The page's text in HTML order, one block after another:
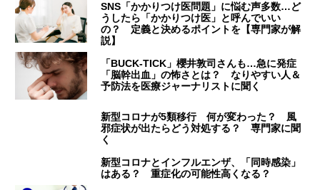
SNS「かかりつけ医問題」に悩む声多数…ど
うしたら「かかりつけ医」と呼んでいい
の？ 定義と決めるポイントを【専門家が解
説】
「BUCK‐TICK」櫻井敦司さんも…急に発症
「脳幹出血」の怖さとは？ なりやすい人＆
予防法を医療ジャーナリストに聞く
新型コロナが5類移行 何が変わった？ 風
邪症状が出たらどう対処する？ 専門家に聞
く
新型コロナとインフルエンザ、「同時感染」
はある？ 重症化の可能性高くなる？